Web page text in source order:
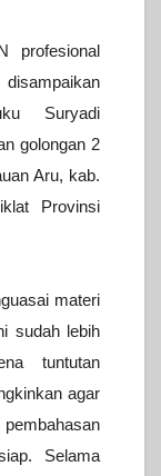
profesional
Suryadi
golongan 2
Aru, kab.
Provinsi
materi
sudah lebih
tuntutan
agar
Selama